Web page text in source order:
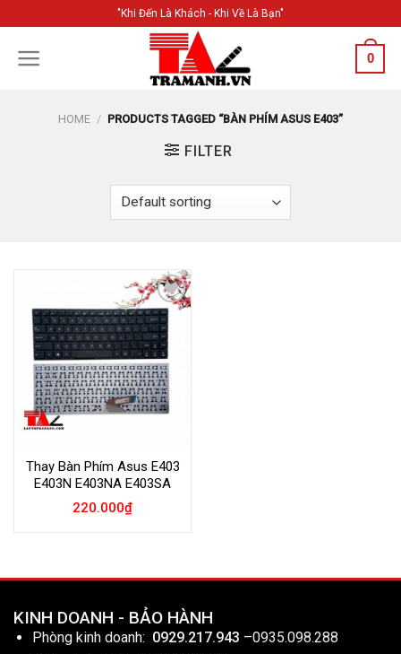
content
"Khi Đến Là Khách - Khi Về Là Bạn"
0
HOME / PRODUCTS TAGGED “BÀN PHÍM ASUS E403”
FILTER
Add to
Wishlist
Thay Bàn Phím Asus E403
E403N E403NA E403SA
220.000₫
KINH DOANH - BẢO HÀNH
Phòng kinh doanh: 0929.217.943 –0935.098.288